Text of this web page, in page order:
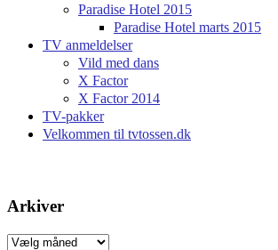
Paradise Hotel 2015
Paradise Hotel marts 2015
TV anmeldelser
Vild med dans
X Factor
X Factor 2014
TV-pakker
Velkommen til tvtossen.dk
Arkiver
Arkiver